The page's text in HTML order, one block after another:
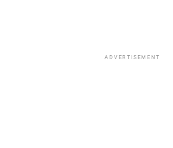
ADVERTISEMENT